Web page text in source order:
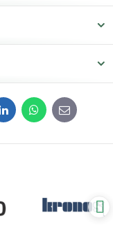
LinkedInWhatsApp
E-
mail